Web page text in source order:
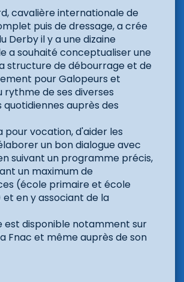
cavalière internationale de
puis de dressage, a crée
Derby il y a une dizaine
a souhaité conceptualiser une
structure de débourrage et de
pour Galopeurs et
rythme de ses diverses
auprès des
pour vocation, d'aider les
un bon dialogue avec
suivant un programme précis,
un maximum de
(école primaire et école
en y associant de la
est disponible notamment sur
Fnac et même auprès de son